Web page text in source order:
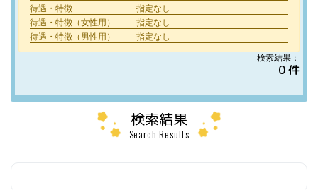
待遇・特徴
指定なし
待遇・特徴（女性用）
指定なし
待遇・特徴（男性用）
指定なし
検索結果：
0 件
検索結果
Search Results